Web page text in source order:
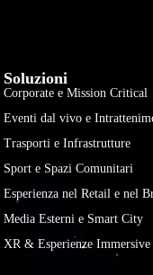
Soluzioni
Corporate e Mission Critical
Eventi dal vivo e
Trasporti e Infrastrutture
Sport e Spazi Comunitari
Esperienza nel Retail e nel
Media Esterni e Smart City
XR & Esperienze Immersive